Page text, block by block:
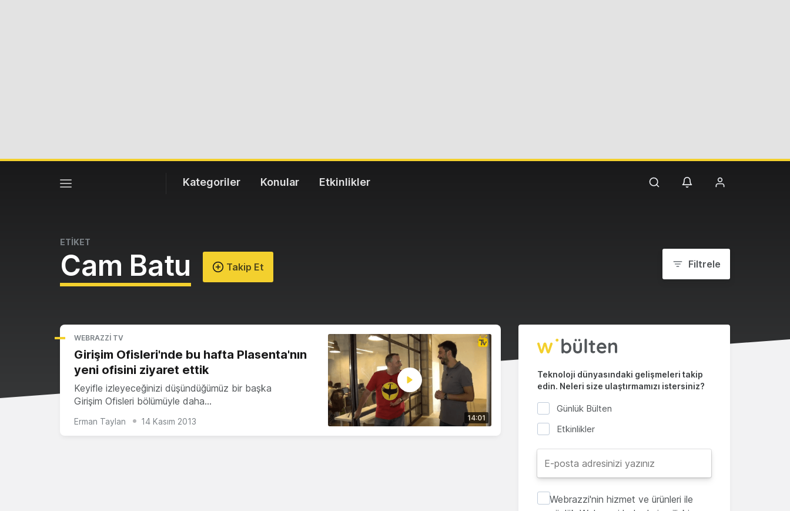
Kategoriler Konular Etkinlikler
ETİKET
Cam Batu Takip Et Filtrele
WEBRAZZI TV
Girişim Ofisleri'nde bu hafta Plasenta'nın
yeni ofisini ziyaret ettik
Keyifle izleyeceğinizi düşündüğümüz bir başka
Girişim Ofisleri bölümüyle daha…
14:01
Erman Taylan 14 Kasım 2013
Teknoloji dünyasındaki gelişmeleri takip
edin. Neleri size ulaştırmamızı istersiniz?
Günlük Bülten
Etkinlikler
Webrazzi'nin hizmet ve ürünleri ile